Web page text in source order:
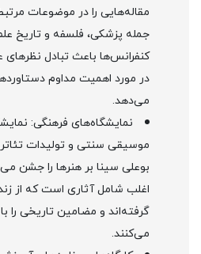
مقاله‌هایی را در موضوعات
جمله پزشکی، فلسفه و تاریخ
کنفرانس‌ها باعث تبادل
در مورد اهمیت مداوم
می‌دهد.
نمایشگاه‌های فرهنگی:
موسیقی سنتی و تولیدات
بوعلی سینا بر هنرها را جشن
اغلب شامل آثاری است که از
گرفته‌اند و مضامین تاریخی را
می‌کنند.